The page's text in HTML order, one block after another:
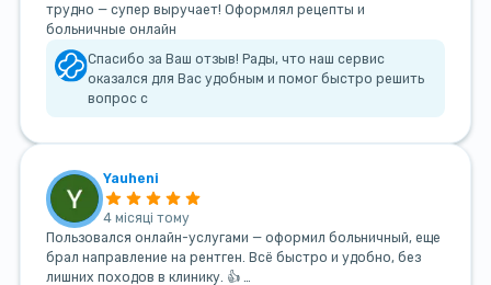
трудно — супер выручает! Оформлял рецепты и
больничные онлайн
Спасибо за Ваш отзыв! Рады, что наш сервис
оказался для Вас удобным и помог быстро решить
вопрос с
Yauheni
4 місяці тому
Пользовался онлайн-услугами — оформил больничный, еще
брал направление на рентген. Всё быстро и удобно, без
лишних походов в клинику. 👍 …